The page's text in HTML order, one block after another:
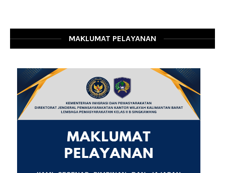
MAKLUMAT PELAYANAN